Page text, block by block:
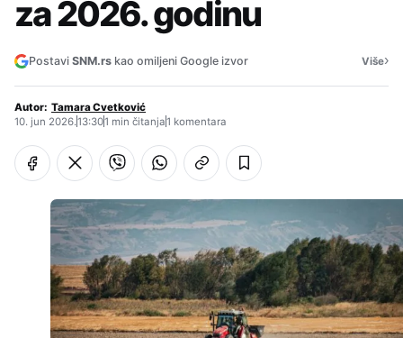
za 2026. godinu
Postavi SNM.rs kao omiljeni Google izvor Više›
Autor: Tamara Cvetković
10. jun 2026.13:301 min čitanja1 komentara